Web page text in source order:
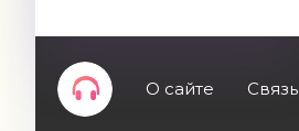
О сайте Связь